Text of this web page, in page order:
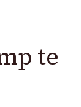
te